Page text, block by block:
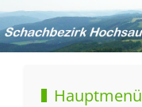
Hauptmenü